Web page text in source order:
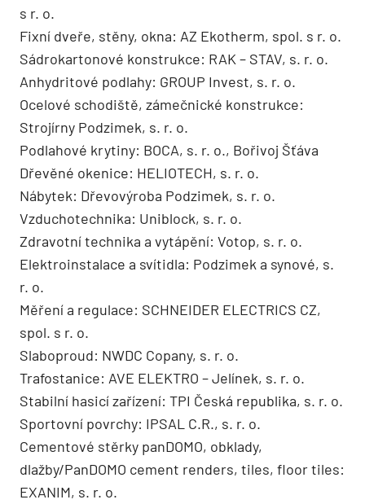
s r. o.
Fixní dveře, stěny, okna: AZ Ekotherm, spol. s r. o.
Sádrokartonové konstrukce: RAK – STAV, s. r. o.
Anhydritové podlahy: GROUP Invest, s. r. o.
Ocelové schodiště, zámečnické konstrukce:
Strojírny Podzimek, s. r. o.
Podlahové krytiny: BOCA, s. r. o., Bořivoj Šťáva
Dřevěné okenice: ­HELIOTECH, s. r. o.
Nábytek: Dřevovýroba Podzimek, s. r. o.
Vzduchotechnika: Uniblock, s. r. o.
Zdravotní technika a vytápění: Votop, s. r. o.
Elektroinstalace a svítidla: Podzimek a synové, s.
r. o.
Měření a regulace: SCHNEIDER ELECTRICS CZ,
spol. s r. o.
Slaboproud: NWDC Copany, s. r. o.
Trafostanice: AVE ELEKTRO – Jelínek, s. r. o.
Stabilní hasicí zařízení: TPI Česká republika, s. r. o.
Sportovní povrchy: IPSAL C.R., s. r. o.
Cementové stěrky panDOMO, obklady,
dlažby/PanDOMO cement renders, tiles, floor tiles:
EXANIM, s. r. o.